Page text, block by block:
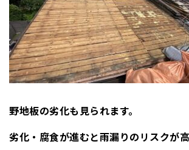
野地板の劣化も見られます。
劣化・腐食が進むと雨漏りのリスクが高